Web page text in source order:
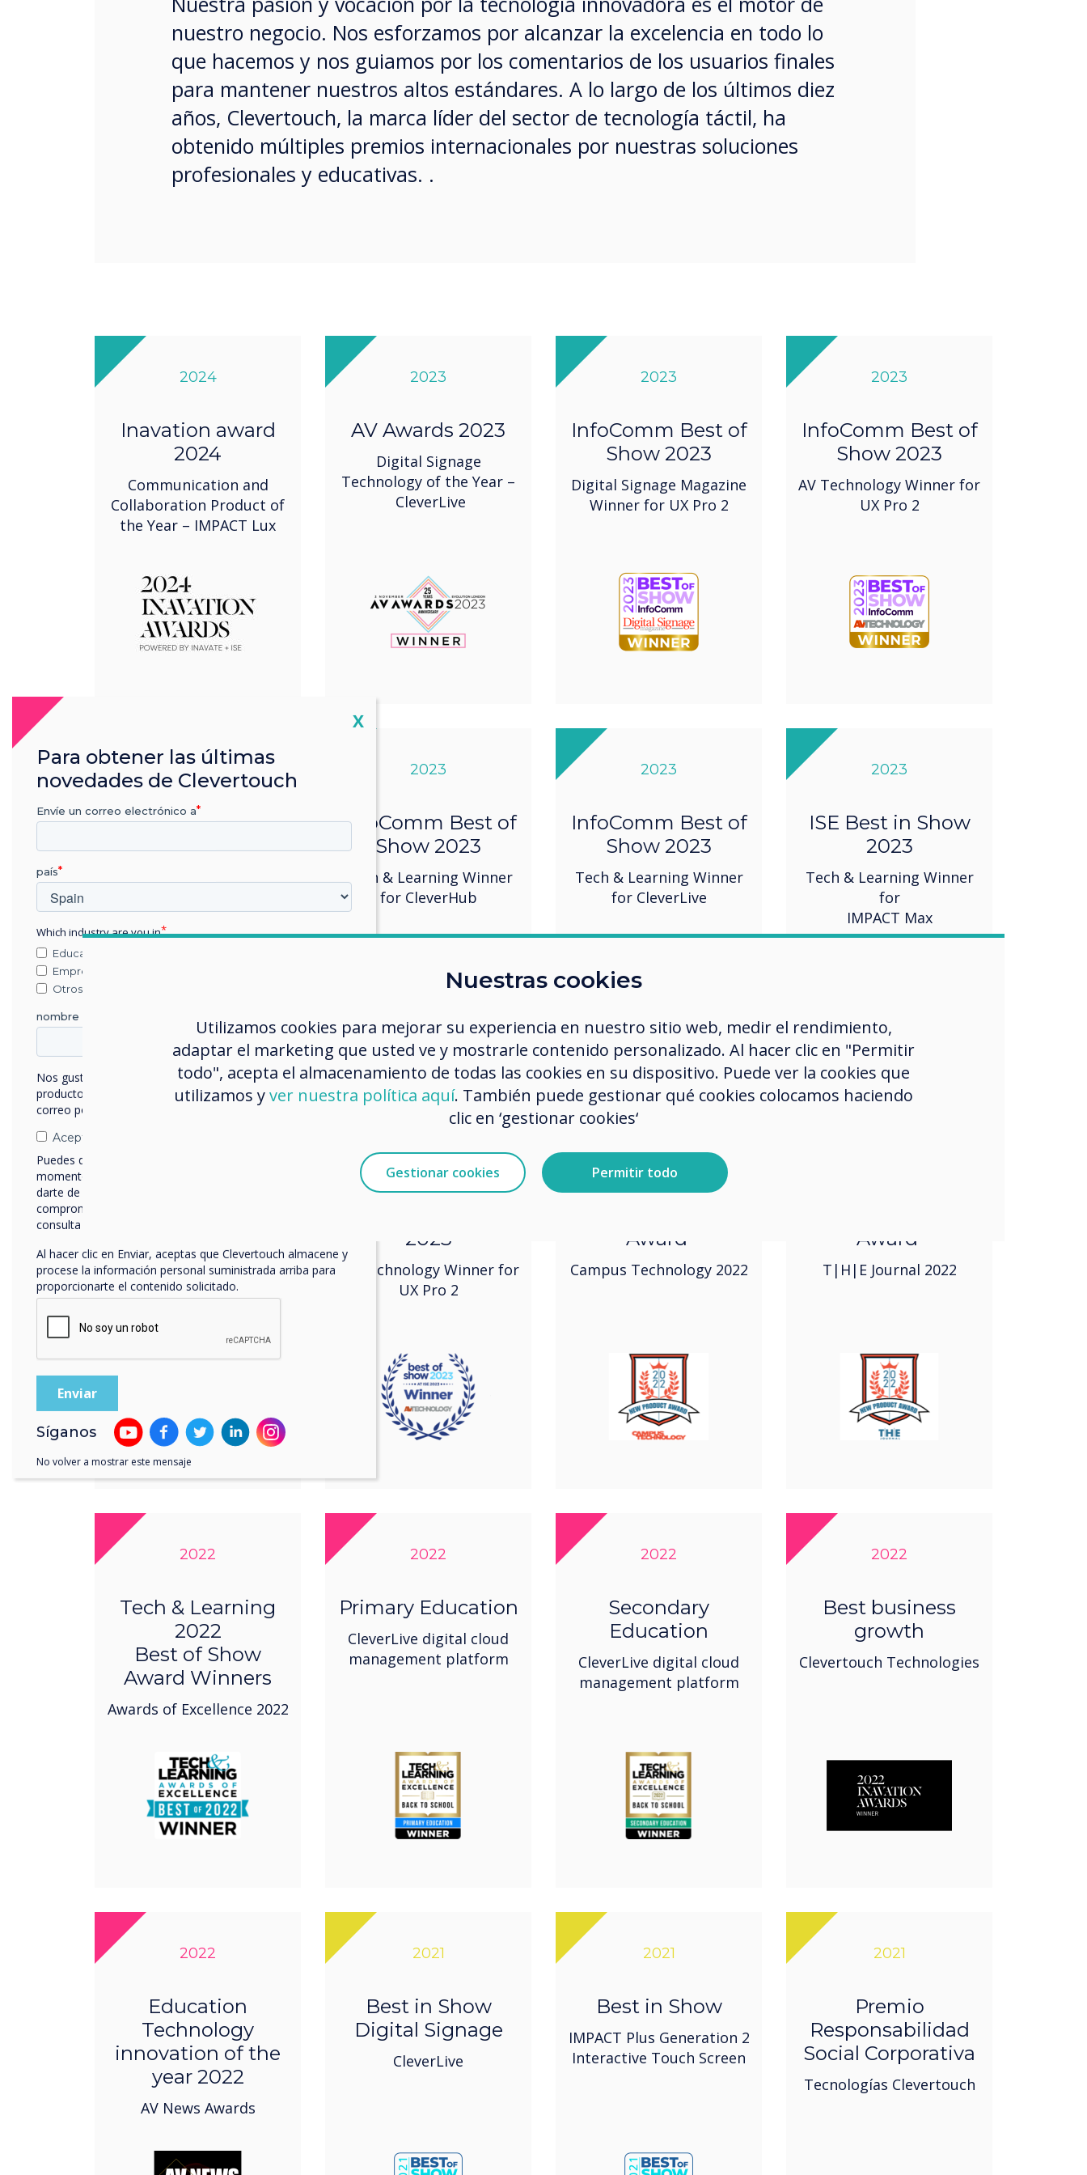
nuestro negocio. Nos esforzamos por alcanzar la excelencia en todo lo
que hacemos y nos guiamos por los comentarios de los usuarios finales
para mantener nuestros altos estándares. A lo largo de los últimos diez
años, Clevertouch, la marca líder del sector de tecnología táctil, ha
obtenido múltiples premios internacionales por nuestras soluciones
profesionales y educativas. .
2024
Inavation award
2024
Communication and
Collaboration Product of
the Year – IMPACT Lux
2023
AV Awards 2023
Digital Signage
Technology of the Year –
CleverLive
2023
InfoComm Best of
Show 2023
Digital Signage Magazine
Winner for UX Pro 2
2023
InfoComm Best of
Show 2023
AV Technology Winner for
UX Pro 2
2023
InfoComm Best of
Show 2023
AV Technology Winner for
2023
InfoComm Best of
Show 2023
Tech & Learning Winner
for CleverHub
2023
InfoComm Best of
Show 2023
Tech & Learning Winner
for CleverLive
2023
ISE Best in Show
2023
Tech & Learning Winner
for
IMPACT Max
Tech & Learning Winner
for
2023
AV Technology Winner for
UX Pro 2
Award
Campus Technology 2022
Award
T|H|E Journal 2022
2022
Tech & Learning
2022
Best of Show
Award Winners
Awards of Excellence 2022
2022
Primary Education
CleverLive digital cloud
management platform
2022
Secondary
Education
CleverLive digital cloud
management platform
2022
Best business
growth
Clevertouch Technologies
2022
Education
Technology
innovation of the
year 2022
AV News Awards
2021
Best in Show
Digital Signage
CleverLive
2021
Best in Show
IMPACT Plus Generation 2
Interactive Touch Screen
2021
Premio
Responsabilidad
Social Corporativa
Tecnologías Clevertouch
Nuestras cookies
Utilizamos cookies para mejorar su experiencia en nuestro sitio web, medir el rendimiento,
adaptar el marketing que usted ve y mostrarle contenido personalizado. Al hacer clic en "Permitir
todo", acepta el almacenamiento de todas las cookies en su dispositivo. Puede ver la cookies que
utilizamos yver nuestra política aquí. También puede gestionar qué cookies colocamos haciendo
clic en ‘gestionar cookies‘
Gestionar cookies Permitir todo
Close
X
Para obtener las últimas
novedades de Clevertouch
Envíe un correo electrónico a
país
Which industry are you in
Educación
Empresa
Otros
nombre de empresa
Nos gustaría comunicarnos con usted acerca de nuestros
productos y servicios por correo electrónico, teléfono o
correo postal.
Acepto recibir otras comunicaciones de Clevertouch.
Puedes darte de baja de estas comunicaciones en cualquier
momento. Para obtener más información sobre cómo
darte de baja, nuestras prácticas de privacidad y cómo nos
comprometemos a proteger y respetar tu privacidad,
consulta nuestra
Al hacer clic en Enviar, aceptas que Clevertouch almacene y
procese la información personal suministrada arriba para
proporcionarte el contenido solicitado.
Síganos
No volver a mostrar este mensaje